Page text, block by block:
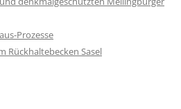
Prozesse
Rückhaltebecken Sasel